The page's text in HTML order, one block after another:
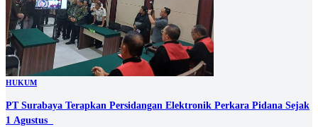
HUKUM
PT Surabaya Terapkan Persidangan Elektronik Perkara Pidana Sejak
1 Agustus